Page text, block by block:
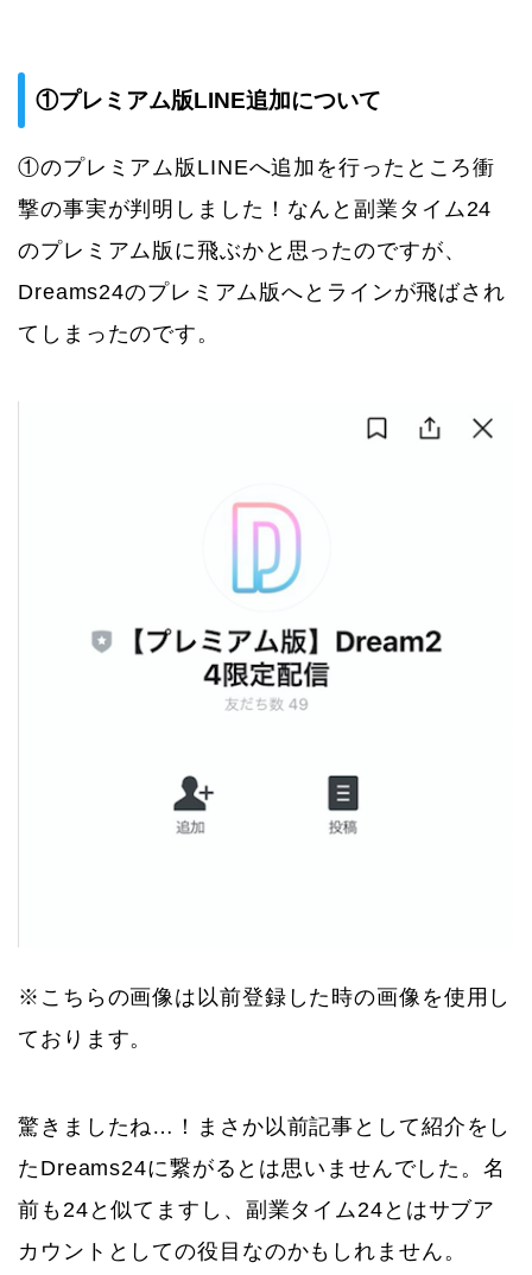
①プレミアム版LINE追加について
①のプレミアム版LINEへ追加を行ったところ衝
撃の事実が判明しました！なんと副業タイム24
のプレミアム版に飛ぶかと思ったのですが、
Dreams24のプレミアム版へとラインが飛ばされ
てしまったのです。
※こちらの画像は以前登録した時の画像を使用し
ております。
驚きましたね…！まさか以前記事として紹介をし
たDreams24に繋がるとは思いませんでした。名
前も24と似てますし、副業タイム24とはサブア
カウントとしての役目なのかもしれません。